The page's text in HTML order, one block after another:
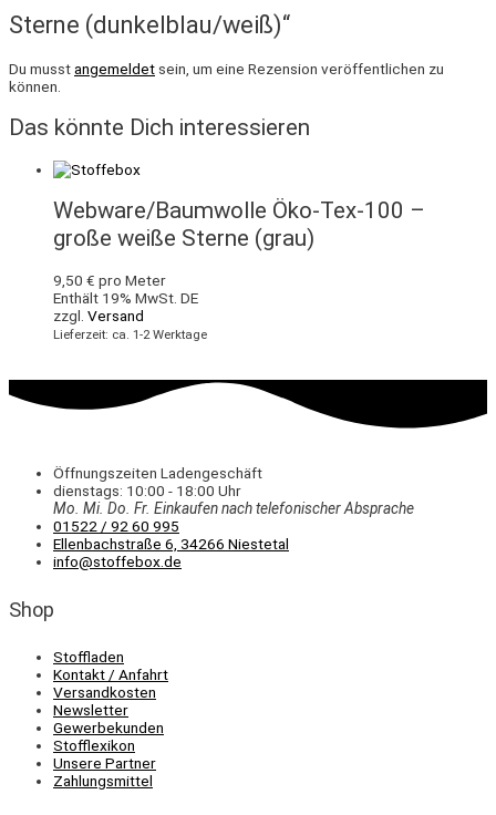
Sterne (dunkelblau/weiß)“
Du musstangemeldet sein, um eine Rezension veröffentlichen zu
können.
Das könnte Dich interessieren
Webware/Baumwolle Öko-Tex-100 –
große weiße Sterne (grau)
9,50 € pro Meter
Enthält 19% MwSt. DE
zzgl. Versand
Lieferzeit: ca. 1-2 Werktage
Öffnungszeiten Ladengeschäft
dienstags: 10:00 - 18:00 Uhr
Mo. Mi. Do. Fr. Einkaufennach telefonischer Absprache
01522 / 92 60 995
Ellenbachstraße 6, 34266 Niestetal
info@stoffebox.de
Shop
Stoffladen
Kontakt / Anfahrt
Versandkosten
Newsletter
Gewerbekunden
Stofflexikon
Unsere Partner
Zahlungsmittel